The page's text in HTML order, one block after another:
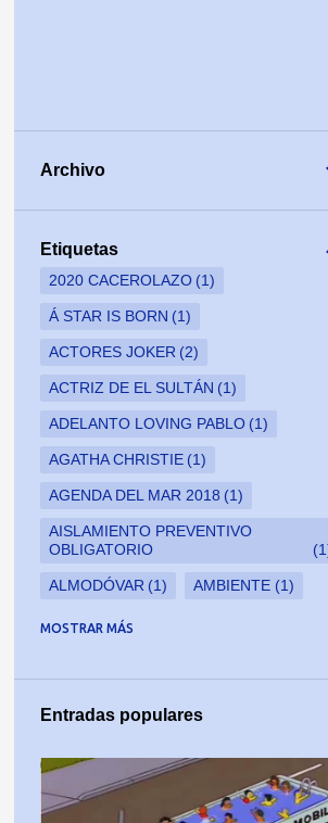
Archivo
Etiquetas
2020 CACEROLAZO 1
Á STAR IS BORN 1
ACTORES JOKER 2
ACTRIZ DE EL SULTÁN 1
ADELANTO LOVING PABLO 1
AGATHA CHRISTIE 1
AGENDA DEL MAR 2018 1
AISLAMIENTO PREVENTIVO
OBLIGATORIO
1
ALMODÓVAR 1 AMBIENTE 1
AMERICAM MADE
ASESINATO DE GIANNI VERSACE
AMPARO GRISALES EN PORTADA DE
CROMOS
1
MOSTRAR MÁS
Entradas populares